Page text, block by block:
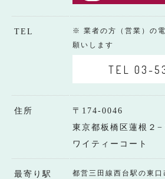
TEL
※ 業者の方（営業）の
願いします
TEL 03-
住所
〒174-0046
東京都板橋区蓮根２−
ワイティーコート
最寄り駅
都営三田線西台駅の東